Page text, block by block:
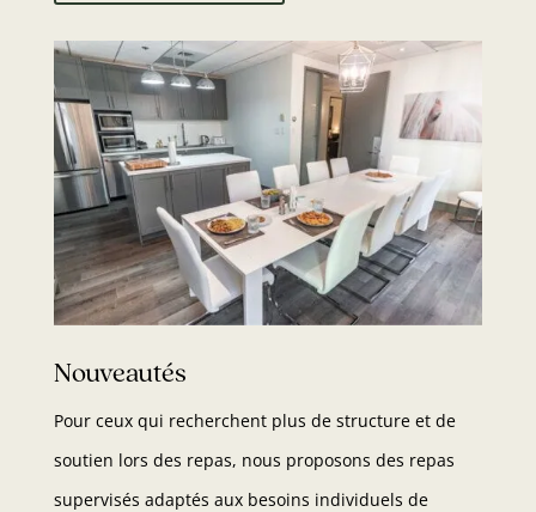
Nouveautés
Pour ceux qui recherchent plus de structure et de
soutien lors des repas, nous proposons des repas
supervisés adaptés aux besoins individuels de